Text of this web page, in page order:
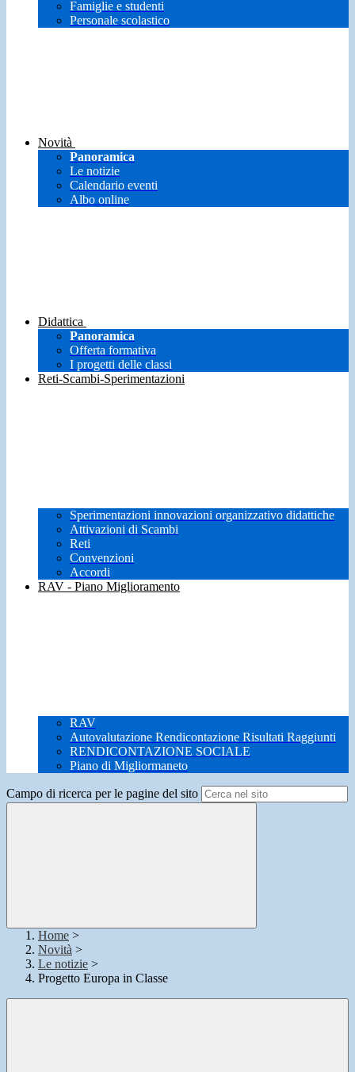
Famiglie e studenti
Personale scolastico
Novità
Panoramica
Le notizie
Calendario eventi
Albo online
Didattica
Panoramica
Offerta formativa
I progetti delle classi
Reti-Scambi-Sperimentazioni
Sperimentazioni innovazioni organizzativo didattiche
Attivazioni di Scambi
Reti
Convenzioni
Accordi
RAV - Piano Miglioramento
RAV
Autovalutazione Rendicontazione Risultati Raggiunti
RENDICONTAZIONE SOCIALE
Piano di Migliormaneto
Campo di ricerca per le pagine del sito
Home >
Novità >
Le notizie >
Progetto Europa in Classe